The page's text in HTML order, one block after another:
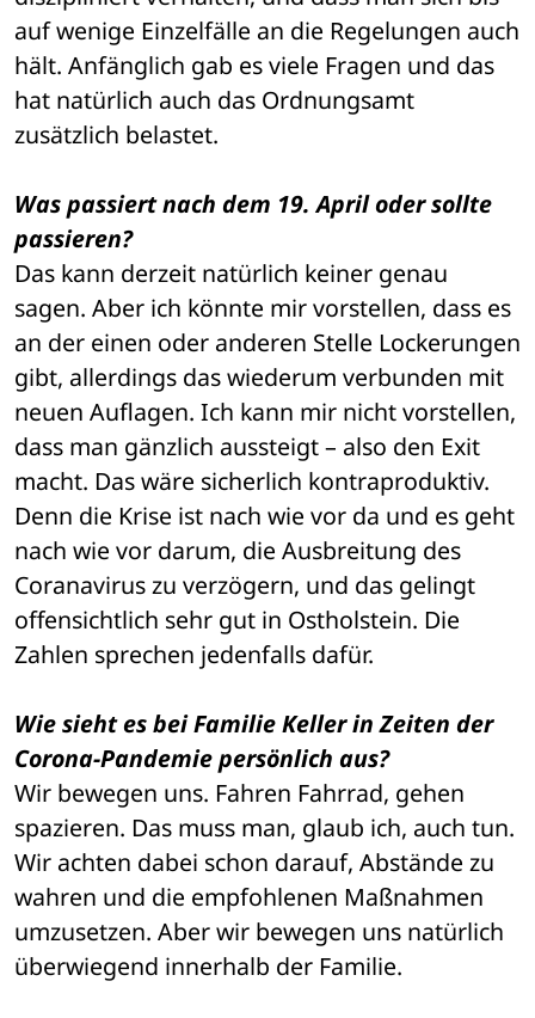
auf wenige Einzelfälle an die Regelungen auch
hält. Anfänglich gab es viele Fragen und das
hat natürlich auch das Ordnungsamt
zusätzlich belastet.
Was passiert nach dem 19. April oder sollte
passieren?
Das kann derzeit natürlich keiner genau
sagen. Aber ich könnte mir vorstellen, dass es
an der einen oder anderen Stelle Lockerungen
gibt, allerdings das wiederum verbunden mit
neuen Auflagen. Ich kann mir nicht vorstellen,
dass man gänzlich aussteigt – also den Exit
macht. Das wäre sicherlich kontraproduktiv.
Denn die Krise ist nach wie vor da und es geht
nach wie vor darum, die Ausbreitung des
Coranavirus zu verzögern, und das gelingt
offensichtlich sehr gut in Ostholstein. Die
Zahlen sprechen jedenfalls dafür.
Wie sieht es bei Familie Keller in Zeiten der
Corona-Pandemie persönlich aus?
Wir bewegen uns. Fahren Fahrrad, gehen
spazieren. Das muss man, glaub ich, auch tun.
Wir achten dabei schon darauf, Abstände zu
wahren und die empfohlenen Maßnahmen
umzusetzen. Aber wir bewegen uns natürlich
überwiegend innerhalb der Familie.